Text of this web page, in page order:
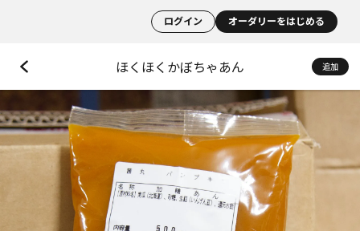
ログイン オーダリーをはじめる
ほくほくかぼちゃあん 追加